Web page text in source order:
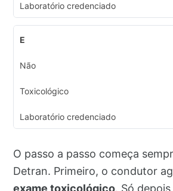
Laboratório credenciado
E
Não
Toxicológico
Laboratório credenciado
O passo a passo começa
Detran. Primeiro, o condutor
exame toxicológico. Só